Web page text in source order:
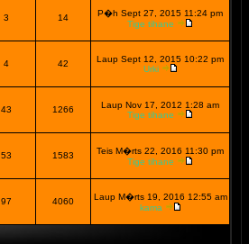
3 14
P�h Sept 27, 2015 11:24 pm
Tige tihane
4 42
Laup Sept 12, 2015 10:22 pm
Urki
43 1266
Laup Nov 17, 2012 1:28 am
Tige tihane
53 1583
Teis M�rts 22, 2016 11:30 pm
Tige tihane
97 4060
Laup M�rts 19, 2016 12:55 am
kama